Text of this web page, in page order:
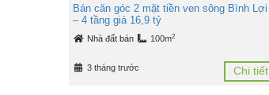
Bán căn góc 2 mặt tiền ven sông Bình Lợi
– 4 tầng giá 16,9 tỷ
Nhà đất bán 100m2
3 tháng trước Chi tiết